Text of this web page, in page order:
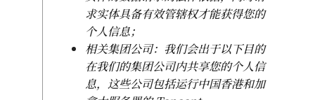
求实体具备有效管辖权才能获得您的
个人信息；
相关集团公司：我们会出于以下目的
在我们的集团公司内共享您的个人信
息，这些公司包括运行中国香港和加